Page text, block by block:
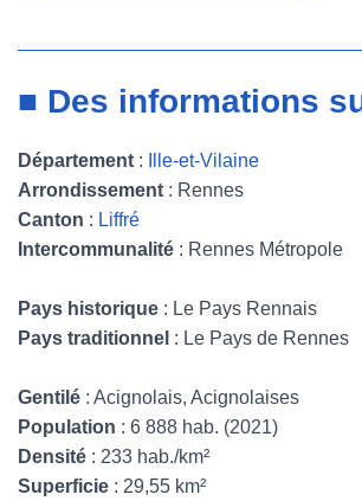
■ Des informations
Département :
Ille-et-Vilaine
Arrondissement : Rennes
Canton : Liffré
Intercommunalité : Rennes Métropole
Pays historique : Le Pays Rennais
Pays traditionnel : Le Pays de Rennes
Gentilé : Acignolais, Acignolaises
Population : 6 888 hab. (2021)
Densité : 233 hab./km²
Superficie : 29,55 km²